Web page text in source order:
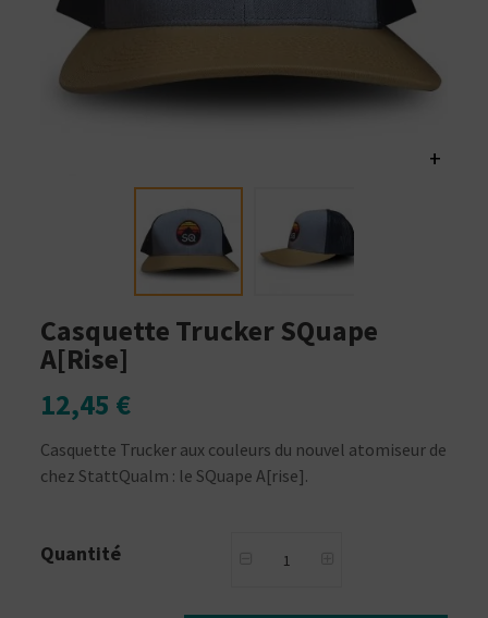
+
Casquette Trucker SQuape
A[rise]
12,45 €
Casquette Trucker aux couleurs du nouvel atomiseur de
chez StattQualm : le SQuape A[rise].
Quantité